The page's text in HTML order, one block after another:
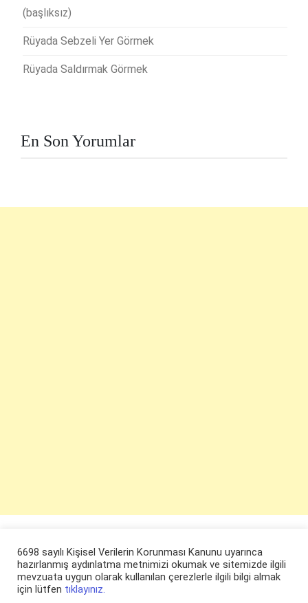
(başlıksız)
Rüyada Sebzeli Yer Görmek
Rüyada Saldırmak Görmek
En Son Yorumlar
6698 sayılı Kişisel Verilerin Korunması Kanunu uyarınca
hazırlanmış aydınlatma metnimizi okumak ve sitemizde ilgili
mevzuata uygun olarak kullanılan çerezlerle ilgili bilgi almak
için lütfen tıklayınız.